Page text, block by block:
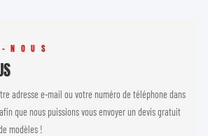
NOUS
adresse e-mail ou votre numéro de téléphone dans
que nous puissions vous envoyer un devis gratuit
modèles !